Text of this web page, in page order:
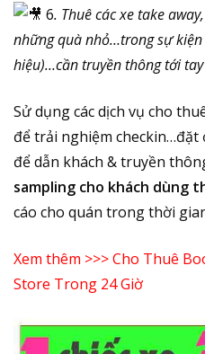
6. Thuê các xe take
những quà nhỏ…trong sự
hiệu)…cần truyền thông tới
Sử dụng các dịch vụ cho
để trải nghiệm
để dẫn khách & truyền
sampling cho khách dùng
cáo cho quán trong thời
Xem thêm >>>Cho Thuê
Store Trong 24 Giờ